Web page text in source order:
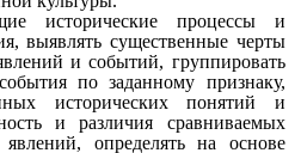
исторические процессы и
выявлять существенные черты
и событий, группировать
по заданному признаку,
исторических понятий и
и различия сравниваемых
определять на основе